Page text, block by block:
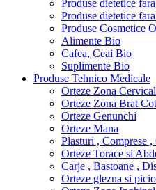
Produse dietetice
Produse dietetice
Produse Cosmetice
Alimente Bio
Cafea, Ceai Bio
Suplimente Bio
Produse Tehnico Medicale
Orteze Zona
Orteze Zona Brat
Orteze Genunchi
Orteze Mana
Plasturi , Comprese ,
Orteze Torace si
Carje , Bastoane ,
Orteze glezna si